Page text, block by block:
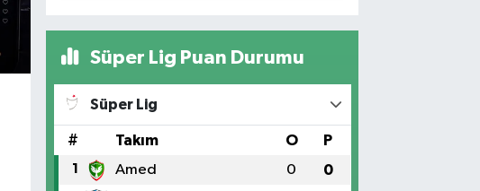
Süper Lig Puan Durumu
Süper Lig
# Takım O P
1 Amed 0 0